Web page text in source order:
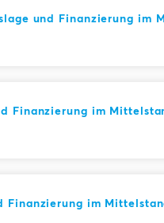
und Finanzierung im
Finanzierung im
Finanzierung im